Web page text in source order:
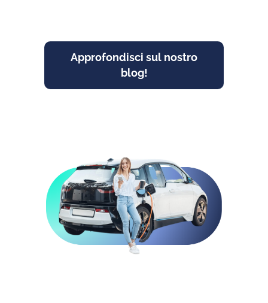
Approfondisci sul nostro
blog!